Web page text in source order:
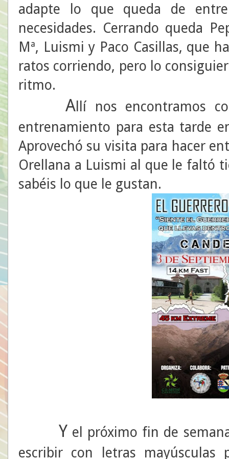
adapte lo que queda de
necesidades. Cerrando queda
Mª, Luismi y Paco Casillas, que
ratos corriendo, pero lo
ritmo.
A llí nos encontramos
entrenamiento para esta tarde
Aprovechó su visita para hacer
Orellana a Luismi al que le faltó
sabéis lo que le gustan.
Y el próximo fin de
escribir con letras mayúsculas